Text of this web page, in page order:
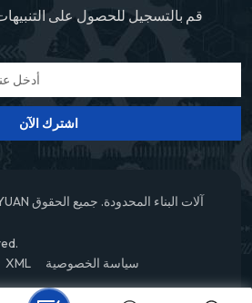
قم بالتسجيل للحصول على
اشترك الآن
XML سياسة الخصوصية